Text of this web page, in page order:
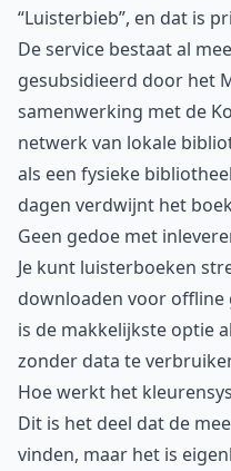
“Luisterbieb”, en dat is
De service bestaat al
gesubsidieerd door het
samenwerking met de
netwerk van lokale
als een fysieke
dagen verdwijnt het
Geen gedoe met
Je kunt luisterboeken
downloaden voor
is de makkelijkste optie
zonder data te
Hoe werkt het
Dit is het deel dat de
vinden, maar het is